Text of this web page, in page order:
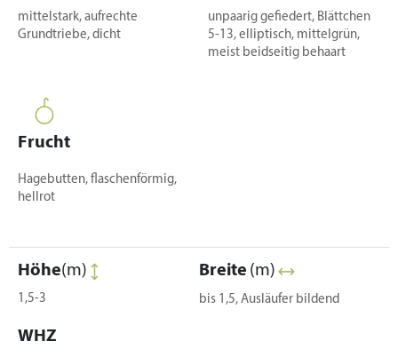
mittelstark, aufrechte
Grundtriebe, dicht
unpaarig gefiedert, Blättchen
5-13, elliptisch, mittelgrün,
meist beidseitig behaart
Frucht
Hagebutten, flaschenförmig,
hellrot
Höhe(m)
1,5-3
Breite (m)
bis 1,5, Ausläufer bildend
WHZ